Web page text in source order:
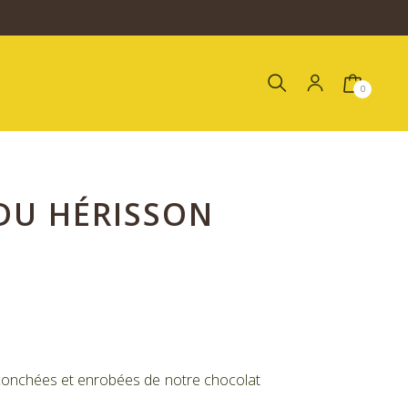
0
HÉRISSON
et enrobées de notre chocolat